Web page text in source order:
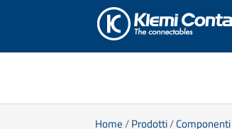
Home/Prodotti/Componenti